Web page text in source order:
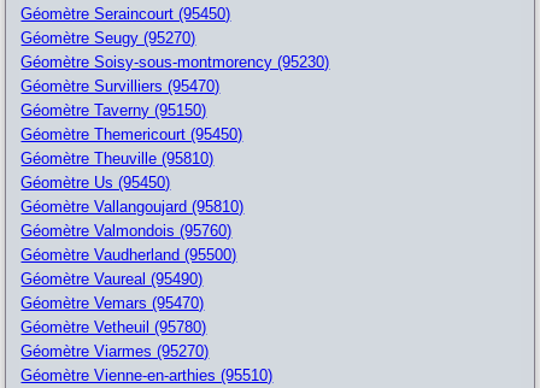
Géomètre Seraincourt (95450)
Géomètre Seugy (95270)
Géomètre Soisy-sous-montmorency (95230)
Géomètre Survilliers (95470)
Géomètre Taverny (95150)
Géomètre Themericourt (95450)
Géomètre Theuville (95810)
Géomètre Us (95450)
Géomètre Vallangoujard (95810)
Géomètre Valmondois (95760)
Géomètre Vaudherland (95500)
Géomètre Vaureal (95490)
Géomètre Vemars (95470)
Géomètre Vetheuil (95780)
Géomètre Viarmes (95270)
Géomètre Vienne-en-arthies (95510)